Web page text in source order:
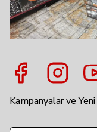
Kampanyalar ve